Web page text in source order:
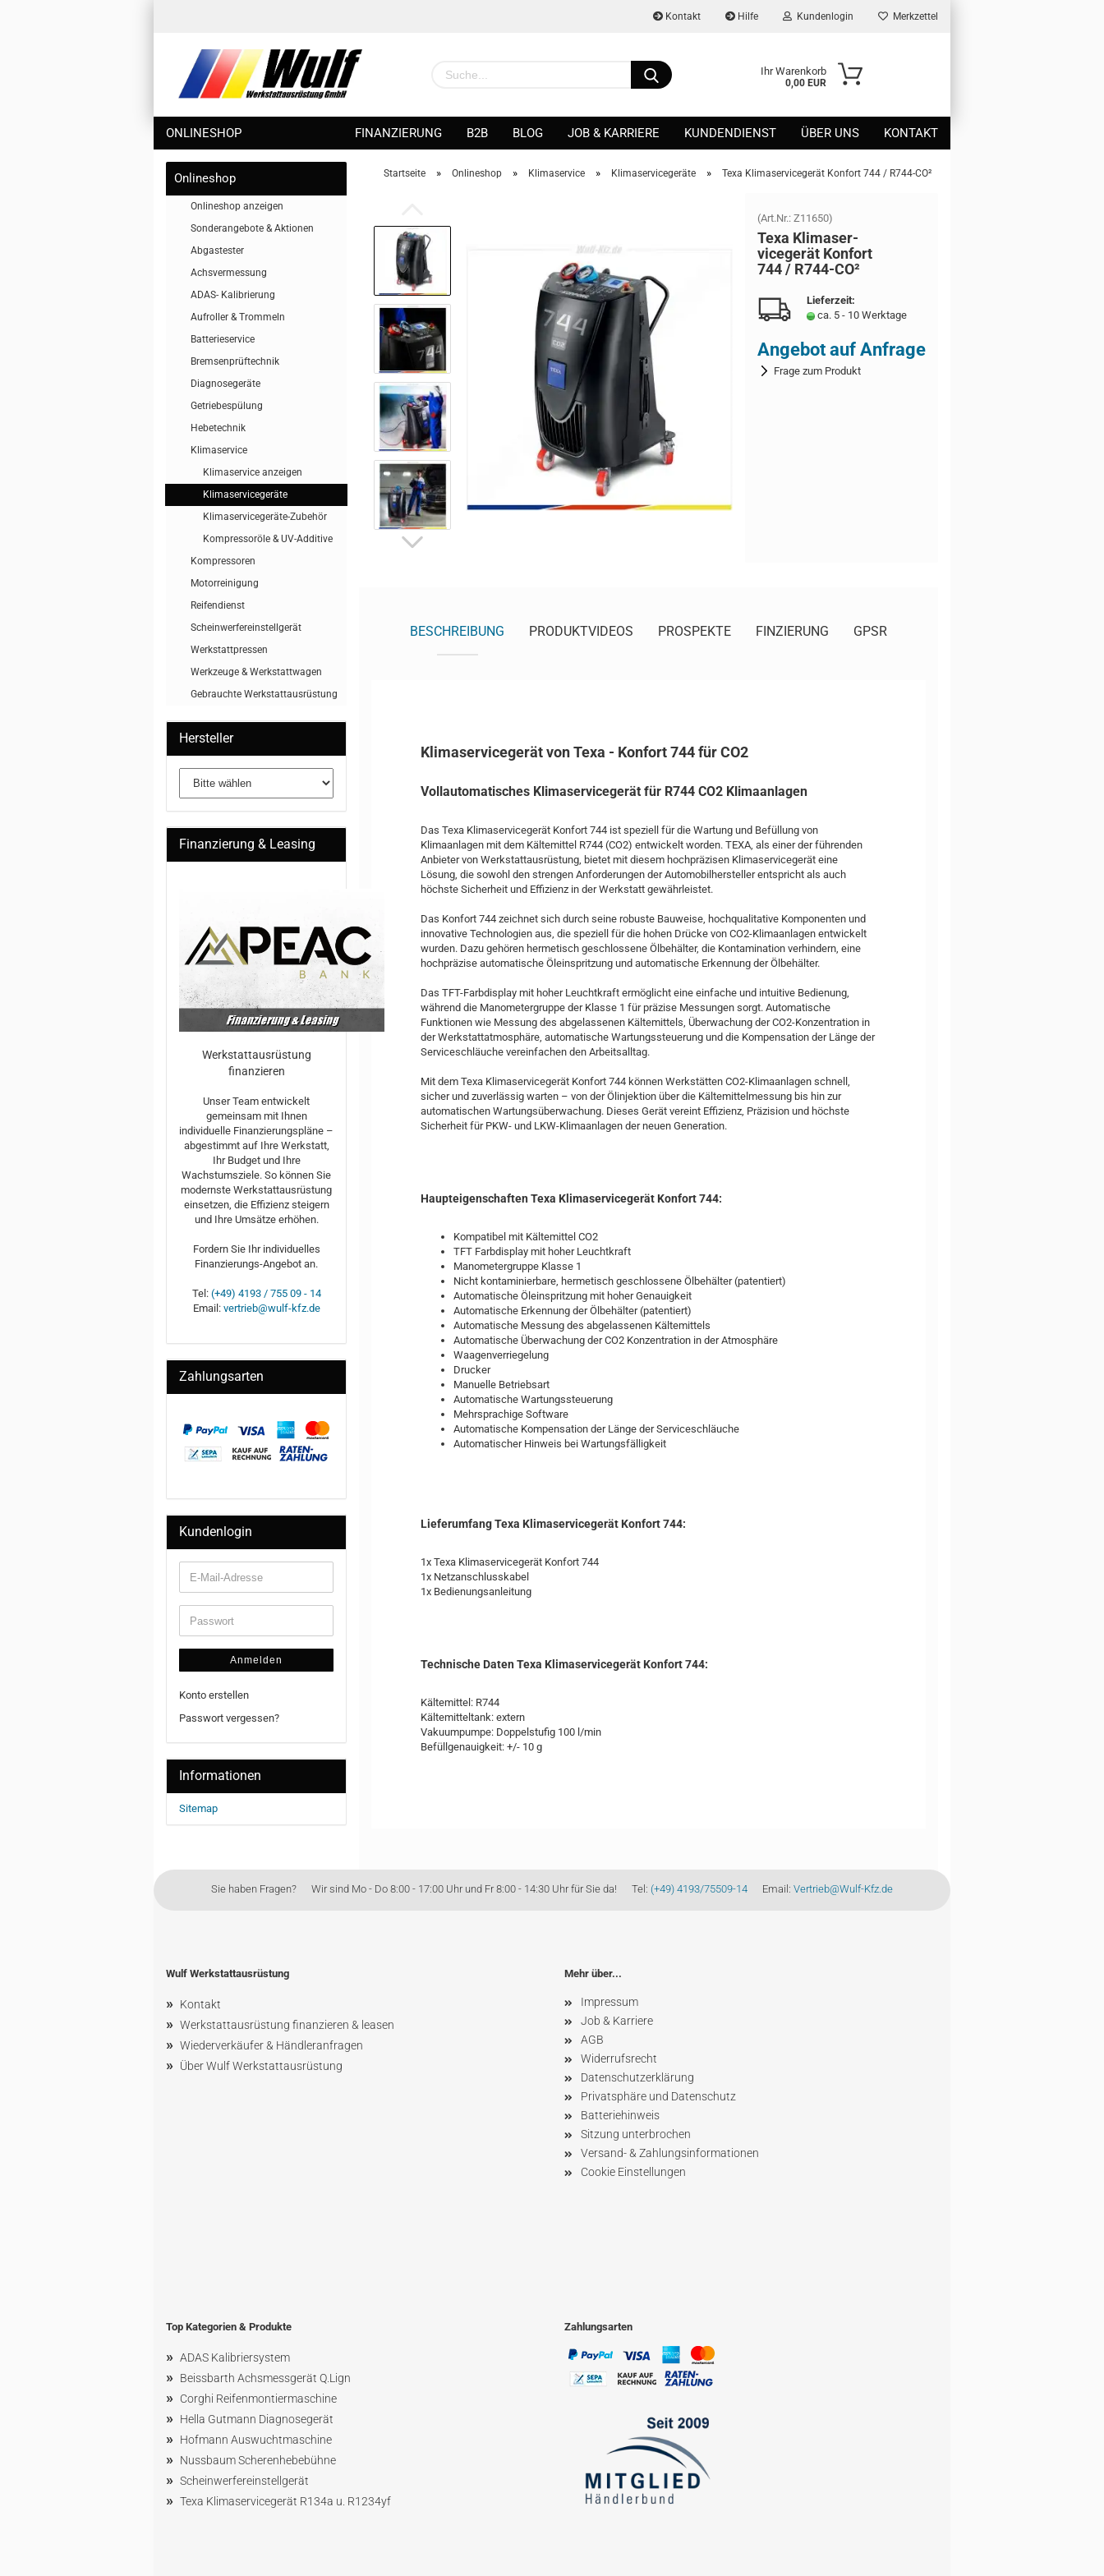
Kontakt Hilfe Kundenlogin Merkzettel
Ihr Warenkorb
0,00 EUR
ONLINESHOP FINANZIERUNG B2B BLOG JOB & KARRIERE KUNDENDIENST ÜBER UNS KONTAKT
Startseite » Onlineshop » Klimaservice » Klimaservicegeräte » Texa Klimaservicegerät Konfort 744 / R744-CO²
(Art.Nr.: Z11650)
Texa Kli­ma­ser­
vice­ge­rät Kon­fort
744 / R744-​CO²
Lieferzeit:
ca. 5 - 10 Werktage
Angebot auf Anfrage
Frage zum Produkt
BESCHREIBUNG PRODUKTVIDEOS PROSPEKTE FINZIERUNG GPSR
Klimaservicegerät von Texa - Konfort 744 für CO2
Vollautomatisches Klimaservicegerät für R744 CO2 Klimaanlagen
Das Texa Klimaservicegerät Konfort 744 ist speziell für die Wartung und Befüllung von
Klimaanlagen mit dem Kältemittel R744 (CO2) entwickelt worden. TEXA, als einer der führenden
Anbieter von Werkstattausrüstung, bietet mit diesem hochpräzisen Klimaservicegerät eine
Lösung, die sowohl den strengen Anforderungen der Automobilhersteller entspricht als auch
höchste Sicherheit und Effizienz in der Werkstatt gewährleistet.
Das Konfort 744 zeichnet sich durch seine robuste Bauweise, hochqualitative Komponenten und
innovative Technologien aus, die speziell für die hohen Drücke von CO2-Klimaanlagen entwickelt
wurden. Dazu gehören hermetisch geschlossene Ölbehälter, die Kontamination verhindern, eine
hochpräzise automatische Öleinspritzung und automatische Erkennung der Ölbehälter.
Das TFT-Farbdisplay mit hoher Leuchtkraft ermöglicht eine einfache und intuitive Bedienung,
während die Manometergruppe der Klasse 1 für präzise Messungen sorgt. Automatische
Funktionen wie Messung des abgelassenen Kältemittels, Überwachung der CO2-Konzentration in
der Werkstattatmosphäre, automatische Wartungssteuerung und die Kompensation der Länge der
Serviceschläuche vereinfachen den Arbeitsalltag.
Mit dem Texa Klimaservicegerät Konfort 744 können Werkstätten CO2-Klimaanlagen schnell,
sicher und zuverlässig warten – von der Ölinjektion über die Kältemittelmessung bis hin zur
automatischen Wartungsüberwachung. Dieses Gerät vereint Effizienz, Präzision und höchste
Sicherheit für PKW- und LKW-Klimaanlagen der neuen Generation.
Haupteigenschaften Texa Klimaservicegerät Konfort 744:
Kompatibel mit Kältemittel CO2
TFT Farbdisplay mit hoher Leuchtkraft
Manometergruppe Klasse 1
Nicht kontaminierbare, hermetisch geschlossene Ölbehälter (patentiert)
Automatische Öleinspritzung mit hoher Genauigkeit
Automatische Erkennung der Ölbehälter (patentiert)
Automatische Messung des abgelassenen Kältemittels
Automatische Überwachung der CO2 Konzentration in der Atmosphäre
Waagenverriegelung
Drucker
Manuelle Betriebsart
Automatische Wartungssteuerung
Mehrsprachige Software
Automatische Kompensation der Länge der Serviceschläuche
Automatischer Hinweis bei Wartungsfälligkeit
Lieferumfang Texa Klimaservicegerät Konfort 744:
1x Texa Klimaservicegerät Konfort 744
1x Netzanschlusskabel
1x Bedienungsanleitung
Technische Daten Texa Klimaservicegerät Konfort 744:
Kältemittel: R744
Kältemitteltank: extern
Vakuumpumpe: Doppelstufig 100 l/min
Befüllgenauigkeit: +/- 10 g
Onlineshop
Onlineshop anzeigen
Sonderangebote & Aktionen
Abgastester
Achsvermessung
ADAS- Kalibrierung
Aufroller & Trommeln
Batterieservice
Bremsenprüftechnik
Diagnosegeräte
Getriebespülung
Hebetechnik
Klimaservice
Klimaservice anzeigen
Klimaservicegeräte
Klimaservicegeräte-Zubehör
Kompressoröle & UV-Additive
Kompressoren
Motorreinigung
Reifendienst
Scheinwerfereinstellgerät
Werkstattpressen
Werkzeuge & Werkstattwagen
Gebrauchte Werkstattausrüstung
Hersteller
Finanzierung & Leasing
Werkstattausrüstung
finanzieren
Unser Team entwickelt
gemeinsam mit Ihnen
individuelle Finanzierungspläne –
abgestimmt auf Ihre Werkstatt,
Ihr Budget und Ihre
Wachstumsziele. So können Sie
modernste Werkstattausrüstung
einsetzen, die Effizienz steigern
und Ihre Umsätze erhöhen.
Fordern Sie Ihr individuelles
Finanzierungs-Angebot an.
Tel: (+49) 4193 / 755 09 - 14
Email: vertrieb@wulf-kfz.de
Zahlungsarten
Kundenlogin
Anmelden
Konto erstellen
Passwort vergessen?
Informationen
Sitemap
Sie haben Fragen? Wir sind Mo - Do 8:00 - 17:00 Uhr und Fr 8:00 - 14:30 Uhr für Sie da! Tel: (+49) 4193/75509-14 Email: Vertrieb@Wulf-Kfz.de
Wulf Werkstattausrüstung
» Kontakt
» Werkstattausrüstung finanzieren & leasen
» Wiederverkäufer & Händleranfragen
» Über Wulf Werkstattausrüstung
Mehr über...
Impressum
Job & Karriere
AGB
Widerrufsrecht
Datenschutzerklärung
Privatsphäre und Datenschutz
Batteriehinweis
Sitzung unterbrochen
Versand- & Zahlungsinformationen
Cookie Einstellungen
Top Kategorien & Produkte
» ADAS Kalibriersystem
» Beissbarth Achsmessgerät Q.Lign
» Corghi Reifenmontiermaschine
» Hella Gutmann Diagnosegerät
» Hofmann Auswuchtmaschine
» NussbaumScherenhebebühne
» Scheinwerfereinstellgerät
» Texa Klimaservicegerät R134a u. R1234yf
Zahlungsarten